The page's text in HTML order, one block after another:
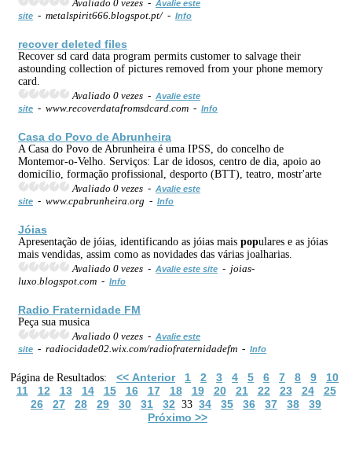
Avaliado 0 vezes - Avalie este
site - metalspirit666.blogspot.pt/ - Info
recover deleted files
Recover sd card data program permits customer to salvage their
astounding collection of pictures removed from your phone memory
card.
Avaliado 0 vezes - Avalie este
site - www.recoverdatafromsdcard.com - Info
Casa do Povo de Abrunheira
A Casa do Povo de Abrunheira é uma IPSS, do concelho de
Montemor-o-Velho. Serviços: Lar de idosos, centro de dia, apoio ao
domicílio, formação profissional, desporto (BTT), teatro, mostr'arte
Avaliado 0 vezes - Avalie este
site - www.cpabrunheira.org - Info
Jóias
Apresentação de jóias, identificando as jóias mais populares e as jóias
mais vendidas, assim como as novidades das várias joalharias.
Avaliado 0 vezes - Avalie este site - joias-
luxo.blogspot.com - Info
Radio Fraternidade FM
Peça sua musica
Avaliado 0 vezes - Avalie este
site - radiocidade02.wix.com/radiofraternidadefm - Info
Página de Resultados: << Anterior 1 2 3 4 5 6 7 8 9
10
11
12 13 14 15 16 17 18 19 20 21 22 23 24
25
26
27 28 29 30 31 32 33 34 35 36 37 38
39
Próximo >>